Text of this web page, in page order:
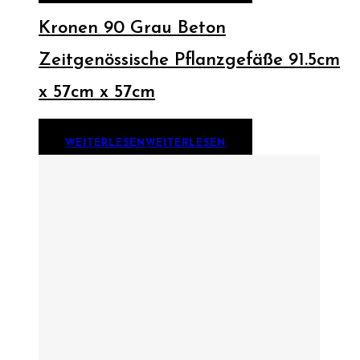
Kronen 90 Grau Beton
Zeitgenössische Pflanzgefäße 91.5cm
x 57cm x 57cm
WEITERLESEN WEITERLESEN